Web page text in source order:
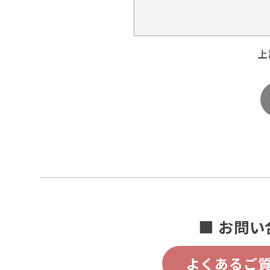
■ お問い
よくあるご